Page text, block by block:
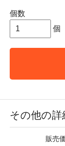
個数
個
その他の詳
販売